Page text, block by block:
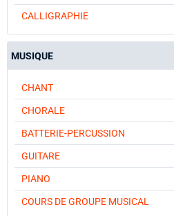
CALLIGRAPHIE
MUSIQUE
CHANT
CHORALE
BATTERIE-PERCUSSION
GUITARE
PIANO
COURS DE GROUPE MUSICAL